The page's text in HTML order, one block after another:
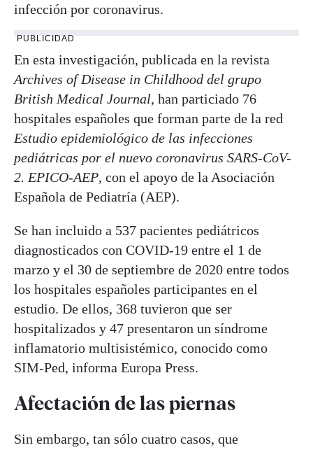
infección por coronavirus.
PUBLICIDAD
En esta investigación, publicada en la revista
Archives of Disease in Childhood del grupo
British Medical Journal, han particiado 76
hospitales españoles que forman parte de la red
Estudio epidemiológico de las infecciones
pediátricas por el nuevo coronavirus SARS-CoV-
2. EPICO-AEP, con el apoyo de la Asociación
Española de Pediatría (AEP).
Se han incluido a 537 pacientes pediátricos
diagnosticados con COVID-19 entre el 1 de
marzo y el 30 de septiembre de 2020 entre todos
los hospitales españoles participantes en el
estudio. De ellos, 368 tuvieron que ser
hospitalizados y 47 presentaron un síndrome
inflamatorio multisistémico, conocido como
SIM-Ped, informa Europa Press.
Afectación de las piernas
Sin embargo, tan sólo cuatro casos, que